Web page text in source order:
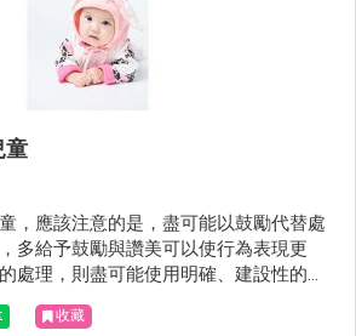
童
，應該注意的是，盡可能以鼓勵代替處
多給予鼓勵與讚美可以使行為表現更
處理，則盡可能使用明確、建設性的用
罵。
收藏